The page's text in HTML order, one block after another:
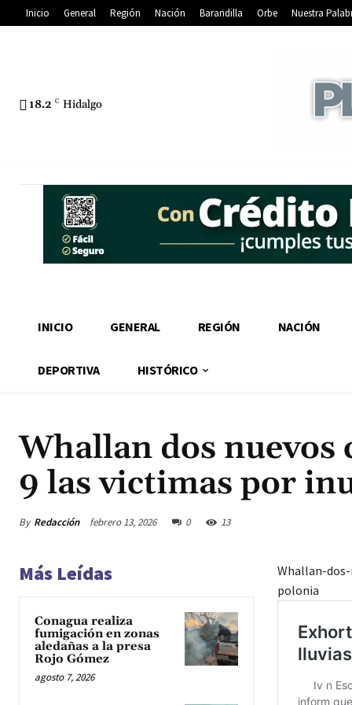
Inicio General Región Nación Barandilla Orbe Nuestra
18.2 C Hidalgo
INICIO GENERAL REGIÓN NACIÓN
DEPORTIVA HISTÓRICO
Whallan dos nuevos
9 las victimas por
By Redacción febrero 13, 2026 0 13
Más Leídas
Conagua realiza
fumigación en zonas
aledañas a la presa
Rojo Gómez
agosto 7, 2026
Whallan-
polonia